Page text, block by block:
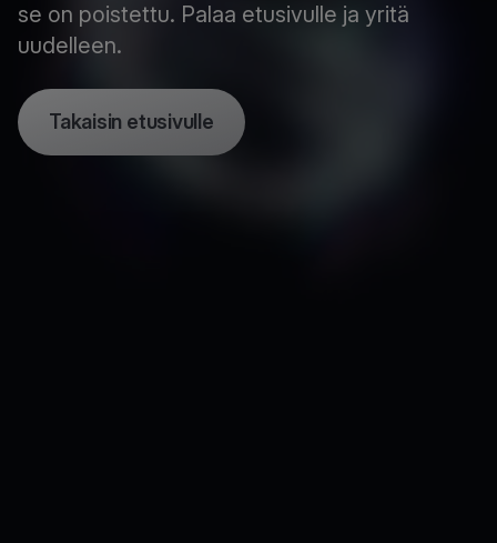
se on poistettu. Palaa etusivulle ja yritä
uudelleen.
Takaisin etusivulle